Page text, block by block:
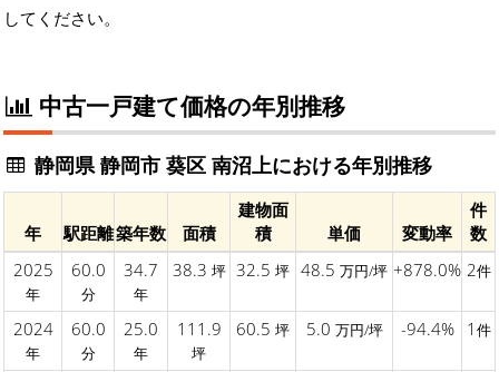
してください。
中古一戸建て価格の年別推移
静岡県 静岡市 葵区 南沼上における年別推移
年 駅距離築年数 面積
建物面
積
単価 変動率
件
数
2025
年
60.0
分
34.7
年
38.3 坪 32.5 坪 48.5 万円/坪 +878.0% 2件
2024
年
60.0
分
25.0
年
111.9
坪
60.5 坪 5.0 万円/坪 -94.4% 1 件